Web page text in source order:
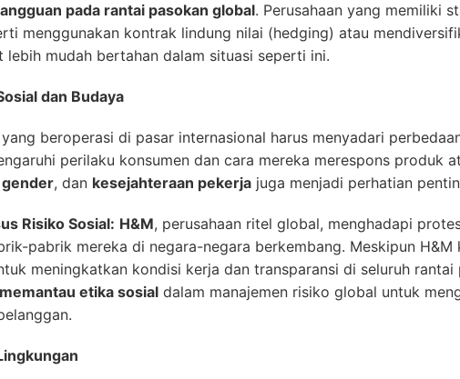
pada rantai pasokan global. Perusahaan yang memiliki
menggunakan kontrak lindung nilai (hedging) atau
lebih mudah bertahan dalam situasi seperti ini.
dan Budaya
yang beroperasi di pasar internasional harus menyadari
perilaku konsumen dan cara mereka merespons produk
, dan kesejahteraan pekerja juga menjadi perhatian
Risiko Sosial: H&M, perusahaan ritel global, menghadapi
pabrik mereka di negara-negara berkembang. Meskipun H&M
meningkatkan kondisi kerja dan transparansi di seluruh
memantau etika sosial dalam manajemen risiko global untuk